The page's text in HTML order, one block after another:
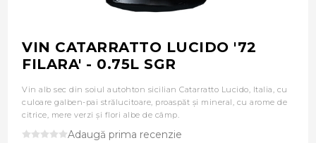
VIN CATARRATTO LUCIDO '72
FILARA' - 0.75L SGR
Vin alb sec din soiul autohton sicilian Catarratto Lucido, Italia, cu
culoare galben-pai strălucitoare, proaspăt și mineral, cu arome de
citrice, mere verzi și flori albe de câmp.
Adaugă prima recenzie